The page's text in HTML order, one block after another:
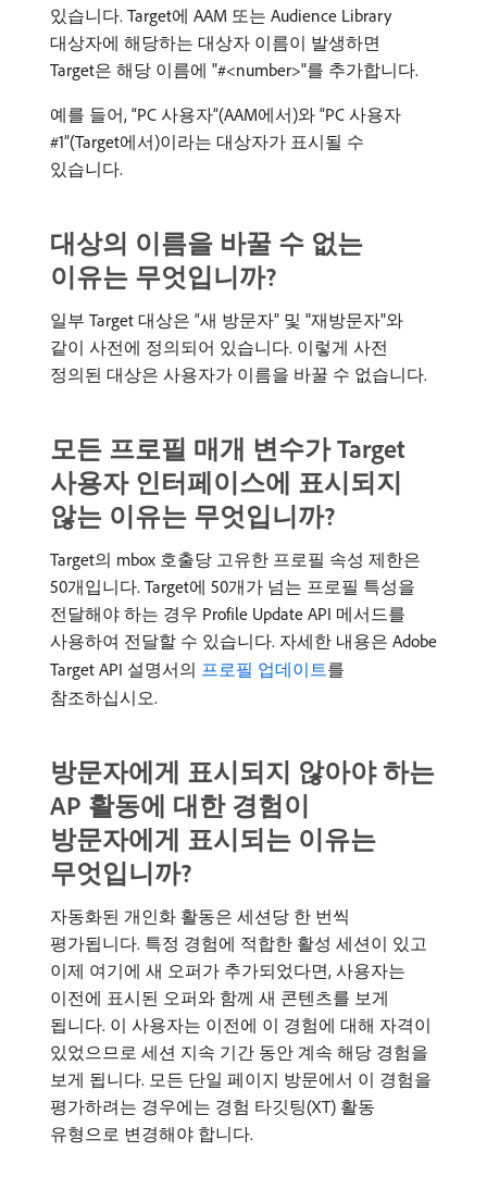
있습니다. Target에 AAM 또는 Audience Library
대상자에 해당하는 대상자 이름이 발생하면
Target은 해당 이름에 "#<number>"를 추가합니다.
예를 들어, “PC 사용자”(AAM에서)와 “PC 사용자
#1”(Target에서)이라는 대상자가 표시될 수
있습니다.
대상의 이름을 바꿀 수 없는
이유는 무엇입니까?
일부 Target 대상은 “새 방문자” 및 "재방문자"와
같이 사전에 정의되어 있습니다. 이렇게 사전
정의된 대상은 사용자가 이름을 바꿀 수 없습니다.
모든 프로필 매개 변수가 Target
사용자 인터페이스에 표시되지
않는 이유는 무엇입니까?
Target의 mbox 호출당 고유한 프로필 속성 제한은
50개입니다. Target에 50개가 넘는 프로필 특성을
전달해야 하는 경우 Profile Update API 메서드를
사용하여 전달할 수 있습니다. 자세한 내용은 Adobe
Target API 설명서의 프로필 업데이트를
참조하십시오.
방문자에게 표시되지 않아야 하는
AP 활동에 대한 경험이
방문자에게 표시되는 이유는
무엇입니까?
자동화된 개인화 활동은 세션당 한 번씩
평가됩니다. 특정 경험에 적합한 활성 세션이 있고
이제 여기에 새 오퍼가 추가되었다면, 사용자는
이전에 표시된 오퍼와 함께 새 콘텐츠를 보게
됩니다. 이 사용자는 이전에 이 경험에 대해 자격이
있었으므로 세션 지속 기간 동안 계속 해당 경험을
보게 됩니다. 모든 단일 페이지 방문에서 이 경험을
평가하려는 경우에는 경험 타깃팅(XT) 활동
유형으로 변경해야 합니다.